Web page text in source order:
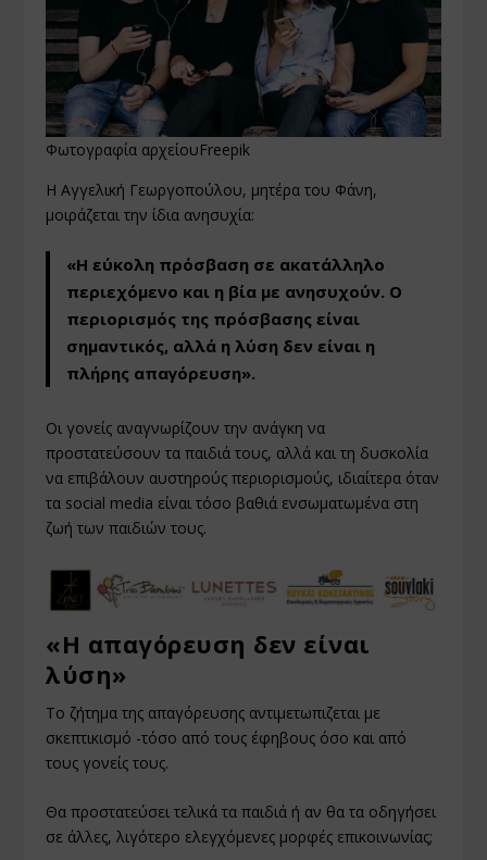
Φωτογραφία αρχείουFreepik
Η Αγγελική Γεωργοπούλου, μητέρα του Φάνη,
μοιράζεται την ίδια ανησυχία:
«Η εύκολη πρόσβαση σε ακατάλληλο
περιεχόμενο και η βία με ανησυχούν. Ο
περιορισμός της πρόσβασης είναι
σημαντικός, αλλά η λύση δεν είναι η
πλήρης απαγόρευση».
Οι γονείς αναγνωρίζουν την ανάγκη να
προστατεύσουν τα παιδιά τους, αλλά και τη δυσκολία
να επιβάλουν αυστηρούς περιορισμούς, ιδιαίτερα όταν
τα social media είναι τόσο βαθιά ενσωματωμένα στη
ζωή των παιδιών τους.
«Η απαγόρευση δεν είναι
λύση»
Το ζήτημα της απαγόρευσης αντιμετωπιζεται με
σκεπτικισμό -τόσο από τους έφηβους όσο και από
τους γονείς τους.
Θα προστατεύσει τελικά τα παιδιά ή αν θα τα οδηγήσει
σε άλλες, λιγότερο ελεγχόμενες μορφές επικοινωνίας;